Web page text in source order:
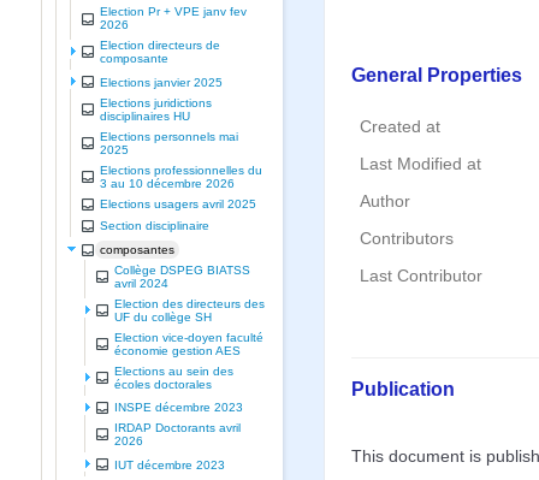
Election Pr + VPE janv fev
2026
Election directeurs de
composante
Elections janvier 2025
Elections juridictions
disciplinaires HU
Elections personnels mai
2025
Elections professionnelles du
3 au 10 décembre 2026
Elections usagers avril 2025
Section disciplinaire
composantes
Collège DSPEG BIATSS
avril 2024
Election des directeurs des
UF du collège SH
Election vice-doyen faculté
économie gestion AES
Elections au sein des
écoles doctorales
INSPE décembre 2023
IRDAP Doctorants avril
2026
IUT décembre 2023
General Properties
Created at
Last Modified at
Author
Contributors
Last Contributor
Publication
This document is